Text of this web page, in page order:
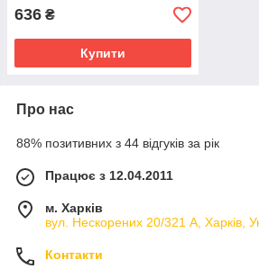
636 ₴
Купити
Про нас
88% позитивних з 44 відгуків за рік
Працює з 12.04.2011
м. Харків
вул. Нескорених 20/321 А, Харків,
Контакти